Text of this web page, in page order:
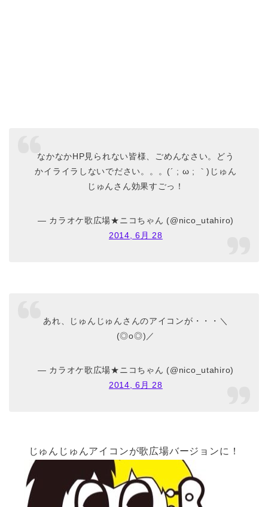
なかなかHP見られない皆様、ごめんなさい。どう
かイライラしないでださい。。。(´ ; ω ; ｀)じゅん
じゅんさん効果すごっ！
— カラオケ歌広場★ニコちゃん (@nico_utahiro)
2014, 6月 28
あれ、じゅんじゅんさんのアイコンが・・・＼
(◎o◎)／
— カラオケ歌広場★ニコちゃん (@nico_utahiro)
2014, 6月 28
じゅんじゅんアイコンが歌広場バージョンに！